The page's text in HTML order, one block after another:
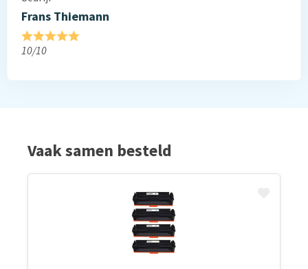
Frans Thiemann
10/10
Vaak samen besteld